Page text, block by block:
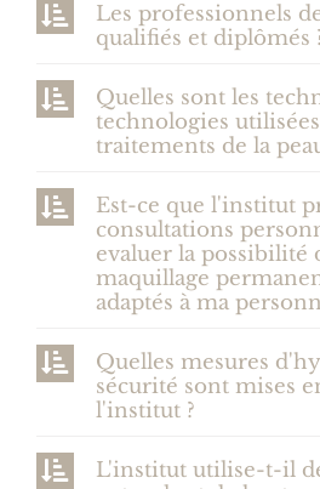
Les professionnels
qualifiés et diplômés
Quelles sont les
technologies
traitements de la
Est-ce que l'institut
consultations
evaluer la possibilité
maquillage
adaptés à ma
Quelles mesures
sécurité sont mises
l'institut ?
L'institut utilise-t-il